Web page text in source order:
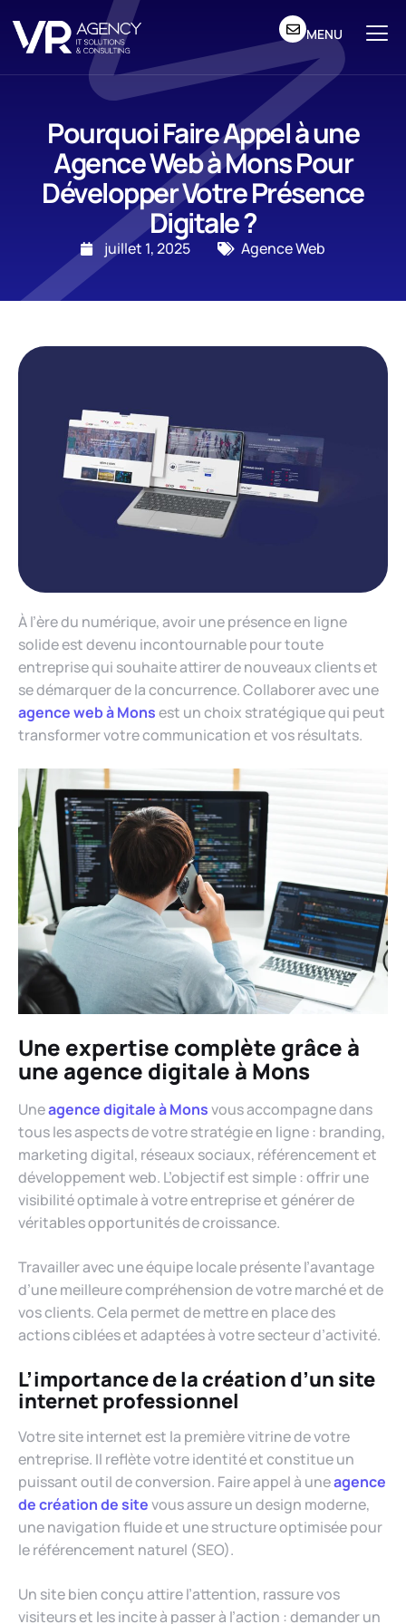
MENU
Pourquoi Faire Appel à une
Agence Web à Mons Pour
Développer Votre Présence
Digitale ?
juillet 1, 2025 Agence Web
À l’ère du numérique, avoir une présence en ligne
solide est devenu incontournable pour toute
entreprise qui souhaite attirer de nouveaux clients et
se démarquer de la concurrence. Collaborer avec une
agence web à Monsest un choix stratégique qui peut
transformer votre communication et vos résultats.
Une expertise complète grâce à
une agence digitale à Mons
Uneagence digitale à Monsvous accompagne dans
tous les aspects de votre stratégie en ligne : branding,
marketing digital, réseaux sociaux, référencement et
développement web. L’objectif est simple : offrir une
visibilité optimale à votre entreprise et générer de
véritables opportunités de croissance.
Travailler avec une équipe locale présente l’avantage
d’une meilleure compréhension de votre marché et de
vos clients. Cela permet de mettre en place des
actions ciblées et adaptées à votre secteur d’activité.
L’importance de la création d’un site
internet professionnel
Votre site internet est la première vitrine de votre
entreprise. Il reflète votre identité et constitue un
puissant outil de conversion. Faire appel à uneagence
de création de sitevous assure un design moderne,
une navigation fluide et une structure optimisée pour
le référencement naturel (SEO).
Un site bien conçu attire l’attention, rassure vos
visiteurs et les incite à passer à l’action : demander un